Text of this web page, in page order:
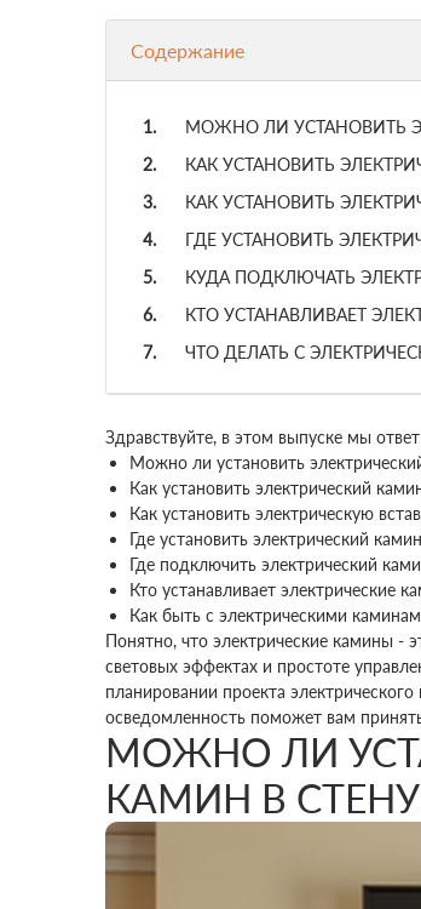
Содержание
МОЖНО ЛИ УСТАНОВИТЬ
КАК УСТАНОВИТЬ
КАК УСТАНОВИТЬ
ГДЕ УСТАНОВИТЬ
КУДА ПОДКЛЮЧАТЬ
КТО УСТАНАВЛИВАЕТ
ЧТО ДЕЛАТЬ С
Здравствуйте, в этом выпуске мы
Можно ли установить
Как установить электрический
Как установить электрическую
Где установить электрический
Где подключить электрический
Кто устанавливает электрические
Как быть с электрическими
Понятно, что электрические камины -
световых эффектах и простоте
планировании проекта
осведомленность поможет вам
МОЖНО ЛИ
КАМИН В